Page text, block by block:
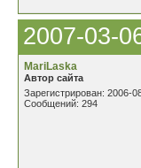
2007-03-
MariLaska
Автор сайта
Зарегистрирован: 2006-
Сообщений: 294